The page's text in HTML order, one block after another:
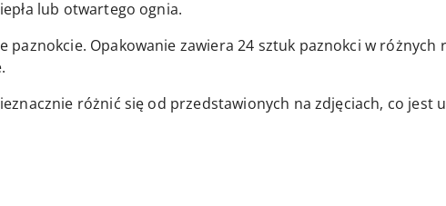
lub otwartego ognia.
paznokcie. Opakowanie zawiera 24 sztuk paznokci w
różnić się od przedstawionych na zdjęciach, co jest